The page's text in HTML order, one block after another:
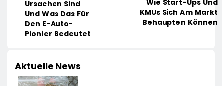
Ursachen Sind
Und Was Das Für
Den E-Auto-
Pionier Bedeutet
Wie Start-Ups Und
KMUs Sich Am Markt
Behaupten Können
Aktuelle News